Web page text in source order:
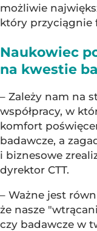
możliwie
który przyciągnie
Naukowiec
na kwestie
– Zależy nam na
współpracy, w
komfort
badawcze, a
i biznesowe
dyrektor CTT.
– Ważne jest
że nasze
czy badawcze w